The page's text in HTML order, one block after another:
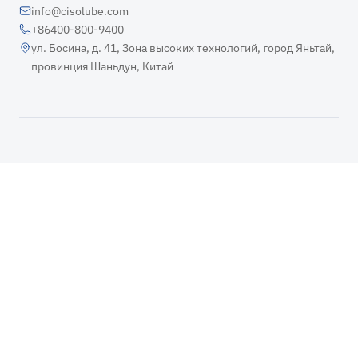
info@cisolube.com
+86400-800-9400
ул. Босина, д. 41, Зона высоких технологий, город Яньтай,
провинция Шаньдун, Китай